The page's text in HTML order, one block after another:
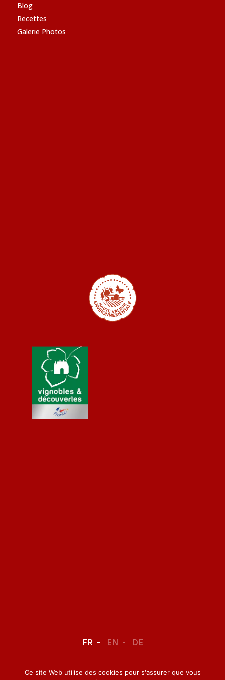
Blog
Recettes
Galerie Photos
FR EN DE
LEGAL NOTICE–CONFIDENTIALITY
Ce site Web utilise des cookies pour s'assurer que vous